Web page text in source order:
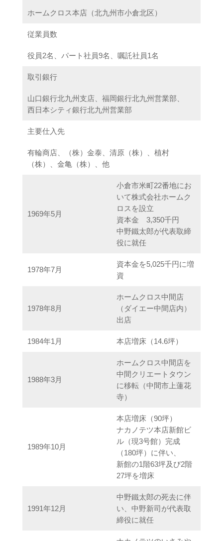
ホームクロス本店（北九州市小倉北区）
従業員数
役員2名、パート社員9名、嘱託社員1名
取引銀行
山口銀行北九州支店、福岡銀行北九州営業部、
西日本シティ銀行北九州営業部
主要仕入先
有輪商店、（株）金泰、清原（株）、植村
（株）、金亀（株）、他
1969年5月
小倉市米町22番地にお
いて株式会社ホームク
ロスを設立
資本金 3,350千円
中野鐵太郎が代表取締
役に就任
1978年7月
資本金を5,025千円に増
資
1978年8月
ホームクロス中間店
（ダイエー中間店内）
出店
1984年1月 本店増床（14.6坪）
1988年3月
ホームクロス中間店を
中間クリエートタウン
に移転（中間市上蓮花
寺）
1989年10月
本店増床（90坪）
ナカノテツ本店新館ビ
ル（現3号館）完成
（180坪）に伴い、
新館の1階63坪及び2階
27坪を増床
1991年12月
中野鐵太郎の死去に伴
い、中野新司が代表取
締役に就任